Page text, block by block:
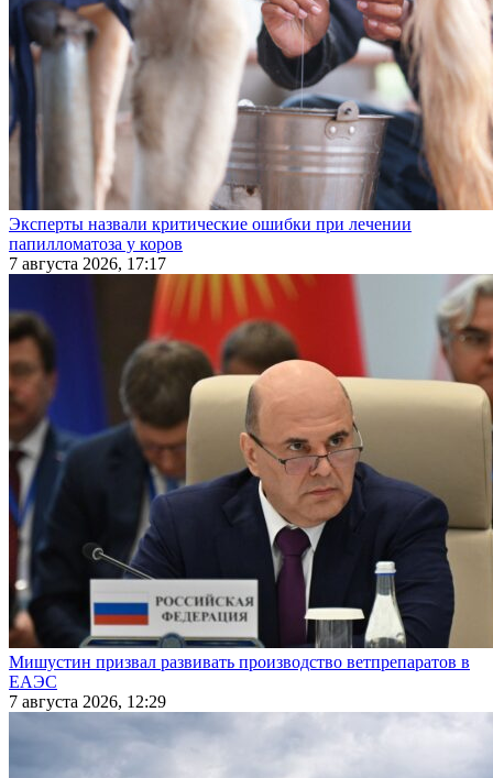
Эксперты назвали критические ошибки при лечении
папилломатоза у коров
7 августа 2026, 17:17
Мишустин призвал развивать производство ветпрепаратов в
ЕАЭС
7 августа 2026, 12:29